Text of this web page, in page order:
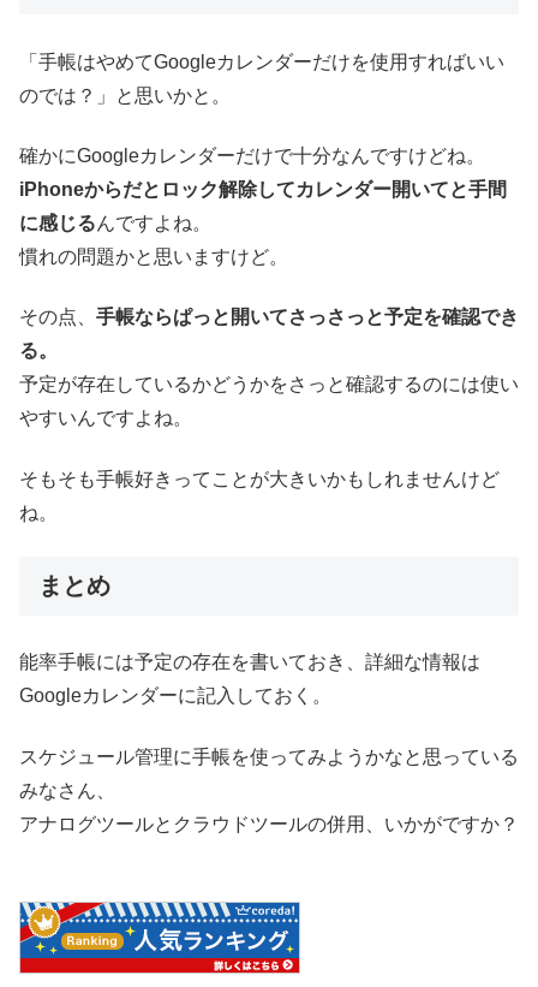
「手帳はやめてGoogleカレンダーだけを使用すればいい
のでは？」と思いかと。
確かにGoogleカレンダーだけで十分なんですけどね。
iPhoneからだとロック解除してカレンダー開いてと手間
に感じるんですよね。
慣れの問題かと思いますけど。
その点、 手帳ならぱっと開いてさっさっと予定を確認でき
る。
予定が存在しているかどうかをさっと確認するのには使い
やすいんですよね。
そもそも手帳好きってことが大きいかもしれませんけど
ね。
まとめ
能率手帳には予定の存在を書いておき、詳細な情報は
Googleカレンダーに記入しておく。
スケジュール管理に手帳を使ってみようかなと思っている
みなさん、
アナログツールとクラウドツールの併用、いかがですか？